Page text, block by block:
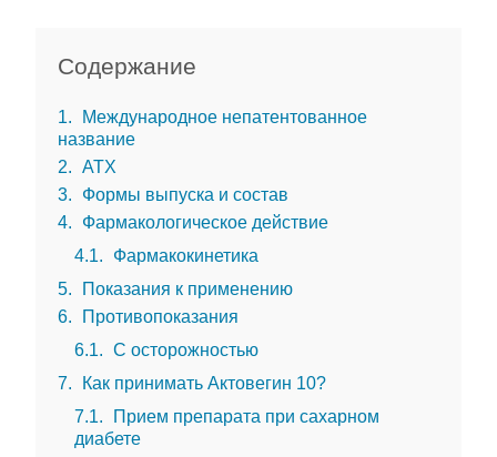
Содержание
1
Международное непатентованное
название
2
АТХ
3
Формы выпуска и состав
4
Фармакологическое действие
4.1
Фармакокинетика
5
Показания к применению
6
Противопоказания
6.1
С осторожностью
7
Как принимать Актовегин 10?
7.1
Прием препарата при сахарном
диабете